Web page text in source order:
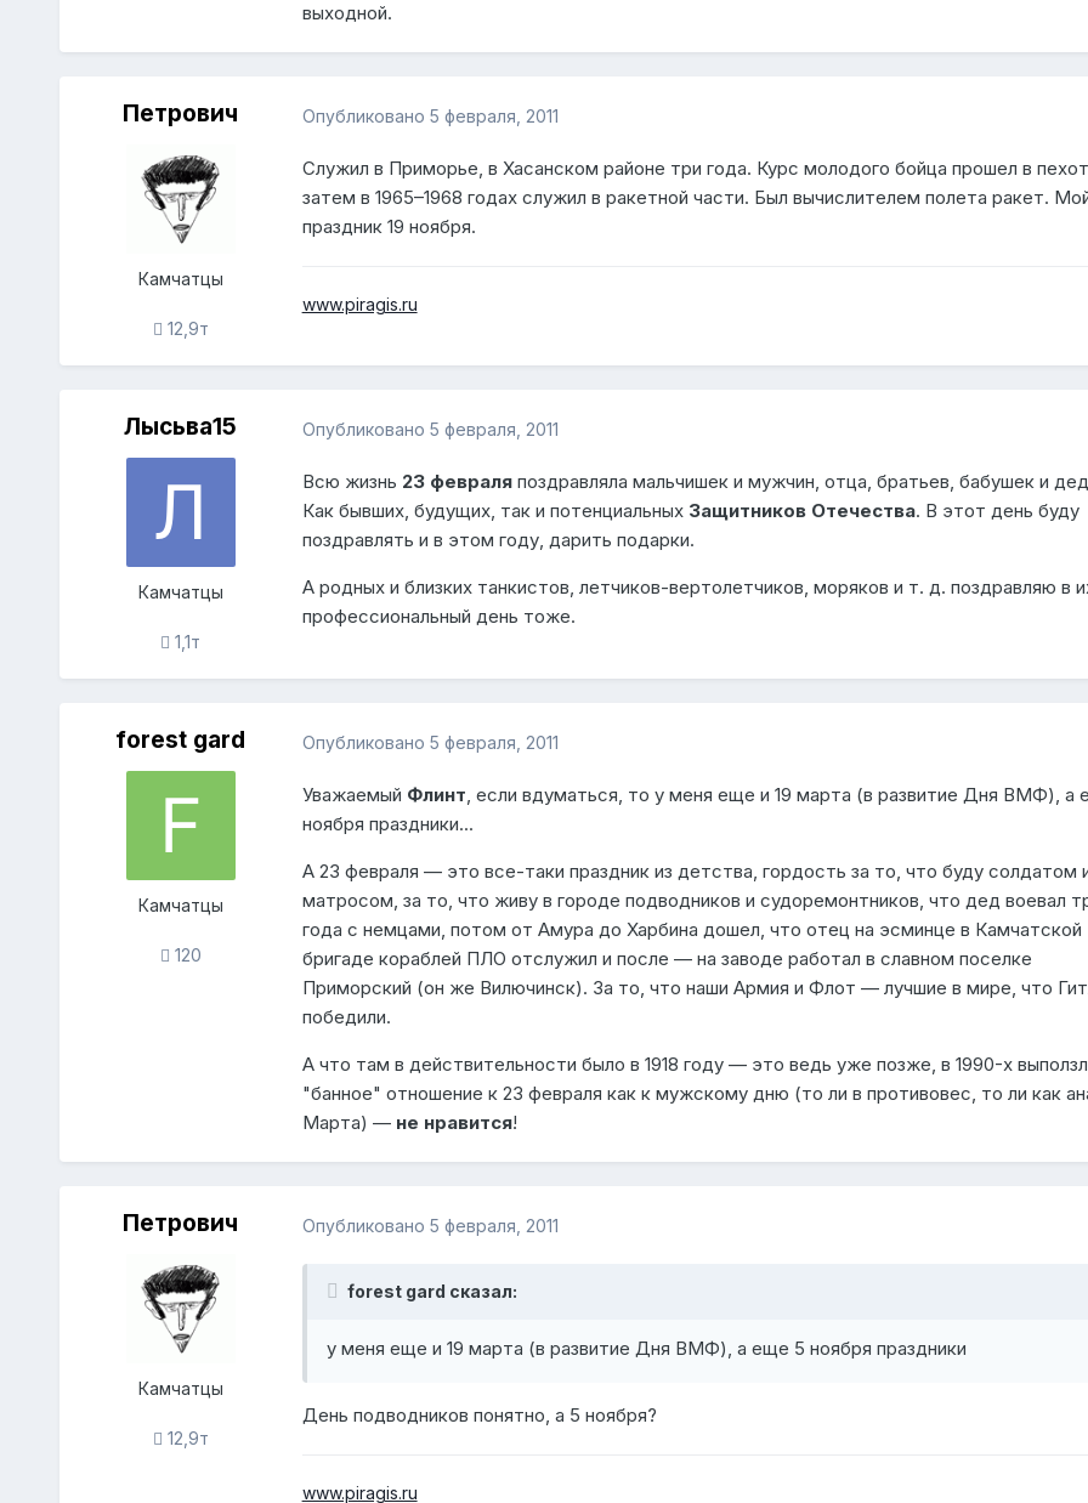
выходной.
Петрович
Камчатцы
12,9т
Опубликовано 5 февраля, 2011
Служил в Приморье, в Хасанском районе три года. Курс молодого бойца прошел в
затем в 1965–1968 годах служил в ракетной части. Был вычислителем полета ракет.
праздник 19 ноября.
www.piragis.ru
Лысьва15
Камчатцы
1,1т
Опубликовано 5 февраля, 2011
Всю жизнь 23 февраляпоздравляла мальчишек и мужчин, отца, братьев, бабушек и
Как бывших, будущих, так и потенциальных Защитников Отечества. В этот день буду
поздравлять и в этом году, дарить подарки.
А родных и близких танкистов, летчиков-вертолетчиков, моряков и т. д. поздравляю в
профессиональный день тоже.
forest gard
Камчатцы
120
Опубликовано 5 февраля, 2011
Уважаемый Флинт, если вдуматься, то у меня еще и 19 марта (в развитие Дня ВМФ), а
ноября праздники...
А 23 февраля — это все-таки праздник из детства, гордость за то, что буду солдатом
матросом, за то, что живу в городе подводников и судоремонтников, что дед воевал
года с немцами, потом от Амура до Харбина дошел, что отец на эсминце в Камчатской
бригаде кораблей ПЛО отслужил и после — на заводе работал в славном поселке
Приморский (он же Вилючинск). За то, что наши Армия и Флот — лучшие в мире, что
победили.
А что там в действительности было в 1918 году — это ведь уже позже, в 1990-х
"банное" отношение к 23 февраля как к мужскому дню (то ли в противовес, то ли как
Марта) — не нравится!
Петрович
Камчатцы
12,9т
Опубликовано 5 февраля, 2011
forest gard сказал:
у меня еще и 19 марта (в развитие Дня ВМФ), а еще 5 ноября праздники
День подводников понятно, а 5 ноября?
www.piragis.ru